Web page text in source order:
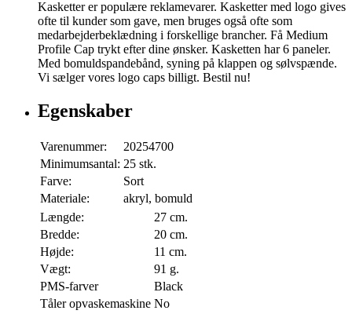
Kasketter er populære reklamevarer. Kasketter med logo gives
ofte til kunder som gave, men bruges også ofte som
medarbejderbeklædning i forskellige brancher. Få Medium
Profile Cap trykt efter dine ønsker. Kasketten har 6 paneler.
Med bomuldspandebånd, syning på klappen og sølvspænde.
Vi sælger vores logo caps billigt. Bestil nu!
Egenskaber
Varenummer:
20254700
Minimumsantal: 25 stk.
Farve:
Sort
Materiale:
akryl, bomuld
Længde:
27 cm.
Bredde:
20 cm.
Højde:
11 cm.
Vægt:
91 g.
PMS-farver
Black
Tåler opvaskemaskine No